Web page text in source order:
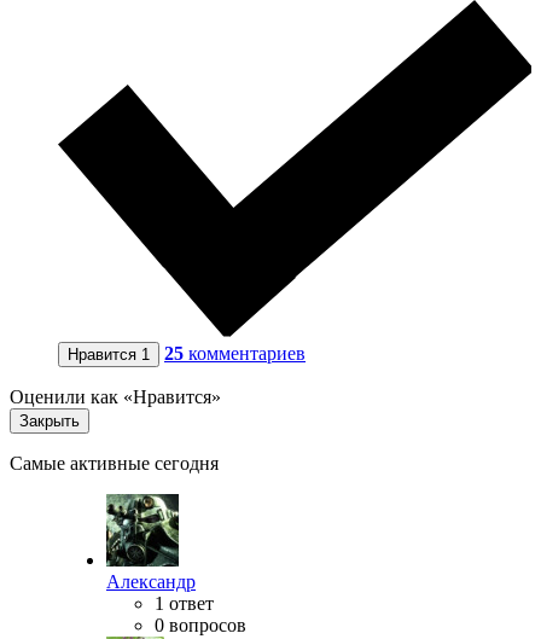
Нравится 1 25 комментариев
Оценили как «Нравится»
Закрыть
Самые активные сегодня
Александр
1 ответ
0 вопросов